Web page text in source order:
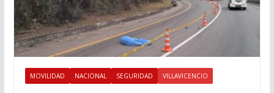
MOVILIDAD NACIONAL SEGURIDAD VILLAVICENCIO